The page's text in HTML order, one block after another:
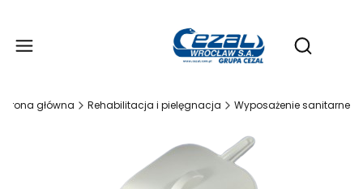
Otwórz
Strona główna Rehabilitacja i pielęgnacja Wyposażenie sanitarne